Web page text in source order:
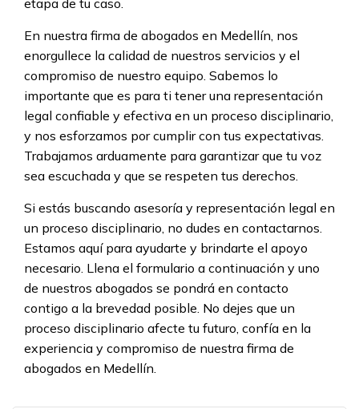
etapa de tu caso.
En nuestra firma de abogados en Medellín, nos
enorgullece la calidad de nuestros servicios y el
compromiso de nuestro equipo. Sabemos lo
importante que es para ti tener una representación
legal confiable y efectiva en un proceso disciplinario,
y nos esforzamos por cumplir con tus expectativas.
Trabajamos arduamente para garantizar que tu voz
sea escuchada y que se respeten tus derechos.
Si estás buscando asesoría y representación legal en
un proceso disciplinario, no dudes en contactarnos.
Estamos aquí para ayudarte y brindarte el apoyo
necesario. Llena el formulario a continuación y uno
de nuestros abogados se pondrá en contacto
contigo a la brevedad posible. No dejes que un
proceso disciplinario afecte tu futuro, confía en la
experiencia y compromiso de nuestra firma de
abogados en Medellín.